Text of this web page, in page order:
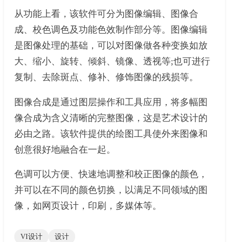
从功能上看，该软件可分为图像编辑、图像合
成、校色调色及功能色效制作部分等。图像编辑
是图像处理的基础，可以对图像做各种变换如放
大、缩小、旋转、倾斜、镜像、透视等;也可进行
复制、去除斑点、修补、修饰图像的残损等。
图像合成是通过图层操作和工具应用，将多幅图
像合成为含义清晰的完整图像，这是艺术设计的
必由之路。该软件提供的绘图工具使外来图像和
创意很好地融合在一起。
色调可以方便、快速地调整和校正图像的颜色，
并可以在不同的颜色切换，以满足不同领域的图
像，如网页设计，印刷，多媒体等。
VI设计 设计